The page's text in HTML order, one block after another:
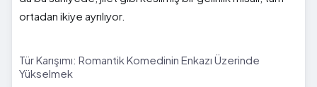
ortadan ikiye ayrılıyor.
Tür Karışımı: Romantik Komedinin Enkazı Üzerinde
Yükselmek